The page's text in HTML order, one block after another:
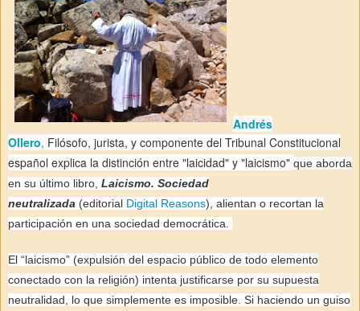
Andrés
Ollero, Filósofo, jurista, y componente del Tribunal Constitucional
español explica la distinción entre "laicidad" y "laicismo" que aborda
en su último libro, Laicismo. Sociedad
neutralizada (editorial Digital Reasons), alientan o recortan la
participación en una sociedad democrática.
El “laicismo” (expulsión del espacio público de todo elemento
conectado con la religión) intenta justificarse por su supuesta
neutralidad, lo que simplemente es imposible. Si haciendo un guiso